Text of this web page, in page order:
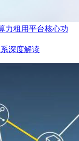
力租用平台核心功
深度解读